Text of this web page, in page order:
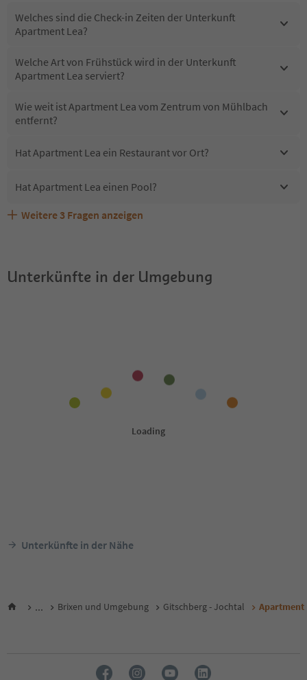
Welches sind die Check-in Zeiten der Unterkunft
Apartment Lea?
Welche Art von Frühstück wird in der Unterkunft
Apartment Lea serviert?
Wie weit ist Apartment Lea vom Zentrum von Mühlbach
entfernt?
Hat Apartment Lea ein Restaurant vor Ort?
Hat Apartment Lea einen Pool?
Sind Haustiere in der Unterkunft Apartment Lea erlaubt?
Welche Services bietet Apartment Lea?
Erhalten die Gäste von Apartment Lea einen Südtirol
Weitere 3 Fragen anzeigen
Unterkünfte in der Umgebung
Unterkünfte in der Nähe
... Brixen und Umgebung Gitschberg - Jochtal Apartment